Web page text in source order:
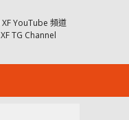
XF YouTube 頻道
XF TG Channel